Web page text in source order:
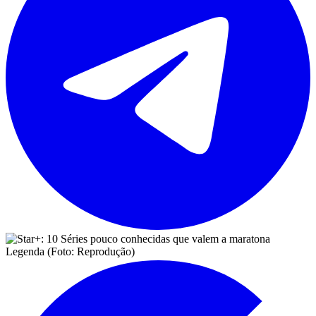
Legenda (Foto: Reprodução)